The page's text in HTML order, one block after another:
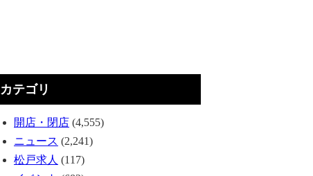
カテゴリ
開店・閉店 (4,555)
ニュース (2,241)
松戸求人 (117)